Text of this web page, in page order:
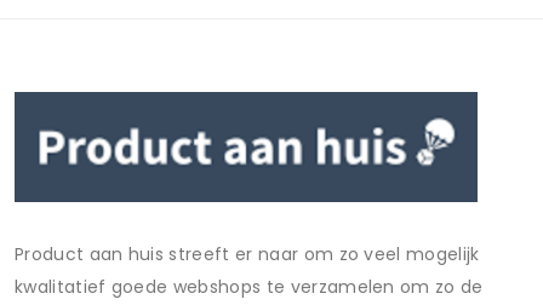
Product aan huis streeft er naar om zo veel mogelijk
kwalitatief goede webshops te verzamelen om zo de